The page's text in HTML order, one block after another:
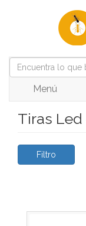
Menú
Tiras Led
Filtro